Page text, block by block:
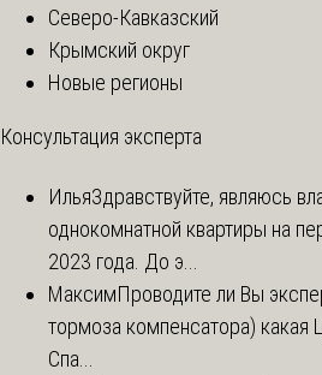
Северо-Кавказский
Крымский округ
Новые регионы
Консультация эксперта
ИльяЗдравствуйте, являюсь
однокомнатной квартиры на
2023 года. До э...
МаксимПроводите ли Вы
тормоза компенсатора) какая
Спа...